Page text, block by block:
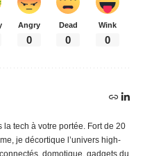
Angry
0
Dead
0
Wink
0
la tech à votre portée. Fort de 20
je décortique l’univers high-
domotique, gadgets du